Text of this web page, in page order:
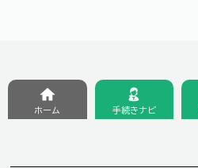
ホーム 手続きナビ